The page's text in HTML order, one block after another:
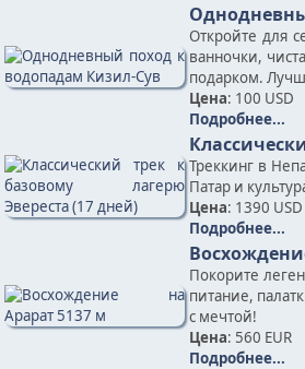
Откройте для
ванночки,
подарком.
Цена: 100 USD
Подробнее...
Треккинг в
Патар и
Цена: 1390 USD
Подробнее...
Покорите
питание,
с мечтой!
Цена: 560 EUR
Подробнее...